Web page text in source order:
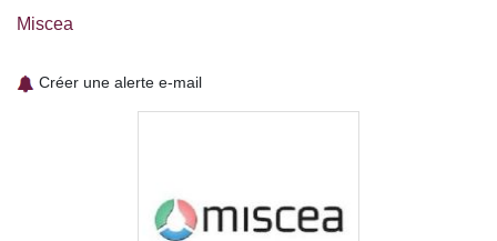
Miscea
Créer une alerte e-mail